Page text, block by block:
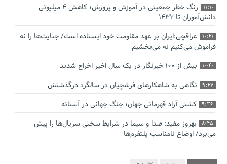
11:10
زنگ خطر جمعیتی در آموزش و پرورش؛ کاهش ۴ میلیونی
دانش‌آموزان تا ۱۴۳۲
10:41
عراقچی:ایران بر عهد مقاومت خود ایستاده است/ جنایت‌ها را نه
فراموش می‌کنیم نه می‌بخشیم
10:40 بیش از ۱۰۰ خبرنگار در یک سال اخیر اخراج شدند
9:47 نگاهی به شاهکارهای فرشچیان در سالگرد درگذشتش
9:36 کشتی آزاد قهرمانی جهان؛ جنگ جهانی در آستانه
8:45
بهروز مفید: صدا و سیما در شرایط سختی سریال‌ها را پیش
می‌برد/ اوضاع نامناسب پلتفرم‌ها